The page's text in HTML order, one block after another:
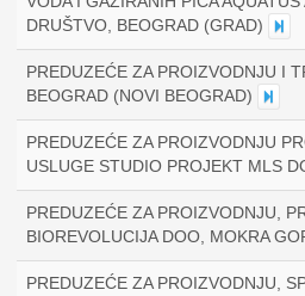
DRUŠTVO, BEOGRAD (GRAD)
PREDUZEĆE ZA PROIZVODNJU I
BEOGRAD (NOVI BEOGRAD)
PREDUZEĆE ZA PROIZVODNJU
USLUGE STUDIO PROJEKT MLS
PREDUZEĆE ZA PROIZVODNJU,
BIOREVOLUCIJA DOO, MOKRA
PREDUZEĆE ZA PROIZVODNJU,